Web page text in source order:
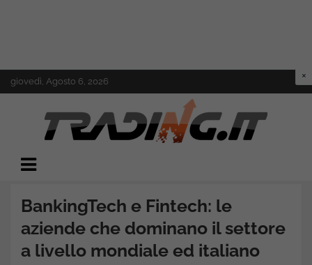
Skip
to
giovedì, Agosto 6, 2026
Trading.it
BankingTech e Fintech: le
aziende che dominano il settore
a livello mondiale ed italiano